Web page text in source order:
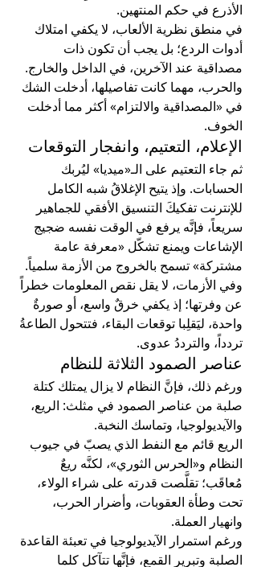
الأذرع في حكم المنتهين.
في منطق نظرية الألعاب، لا يكفي امتلاك
أدوات الردع؛ بل يجب أن تكون ذات
مصداقية عند الآخرين، في الداخل والخارج.
والحرب، مهما كانت تفاصيلها، أدخلت الشك
في «المصداقية والالتزام» أكثر مما أدخلت
الخوف.
الإعلام، التعتيم، وانفجار التوقعات
ثم جاء التعتيم على الـ«ميديا» ليُربك
الحسابات. وإذ يتيح الإغلاقُ شبه الكامل
للإنترنت تفكيكَ التنسيق الأفقي للجماهير
سريعاً، فإنَّه يرفع في الوقت نفسه ضجيج
الإشاعات ويمنع تشكّل «معرفة عامة
مشتركة» تسمح بالخروج من الأزمة سلمياً.
وفي الأزمات، لا يقل نقص المعلومات خطراً
عن وفرتها؛ إذ يكفي خرقٌ واسع، أو صورةٌ
واحدة، ليَقلِبا توقعات البقاء، فتتحول الطاعةُ
تردداً، والترددُ عدوى.
عناصر الصمود الثلاثة للنظام
ورغم ذلك، فإنَّ النظام لا يزال يمتلك كتلة
صلبة من عناصر الصمود في مثلث: الريع،
والآيديولوجيا، وتماسك النخبة.
الريع قائم مع النفط الذي يصبّ في جيوب
النظام و«الحرس الثوري»، لكنَّه ريعٌ
مُعاقَب؛ تقلَّصت قدرته على شراء الولاء،
تحت وطأة العقوبات، وأضرار الحرب،
وانهيار العملة.
ورغم استمرار الآيديولوجيا في تعبئة القاعدة
الصلبة وتبرير القمع، فإنَّها تتآكل كلما